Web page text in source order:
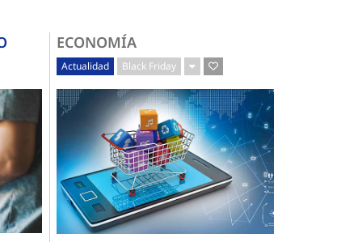
ECONOMÍA
Actualidad Black Friday